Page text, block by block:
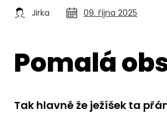
Jirka 09. října 2025
Pomalá
Tak hlavně že ježíšek ta